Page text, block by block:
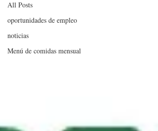
All Posts
oportunidades de empleo
noticias
Menú de comidas mensual